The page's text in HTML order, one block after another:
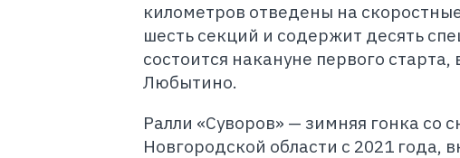
километров отведены на
шесть секций и содержит десять
состоится накануне первого
Любытино.
Ралли «Суворов» — зимняя гонка
Новгородской области с 2021 года,